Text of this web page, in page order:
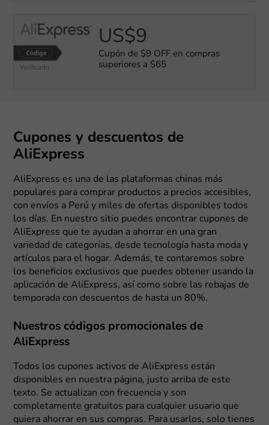
US$9
Cupón de $9 OFF en compras
superiores a $65
Cupones y descuentos de
AliExpress
AliExpress es una de las plataformas chinas más
populares para comprar productos a precios accesibles,
con envíos a Perú y miles de ofertas disponibles todos
los días. En nuestro sitio puedes encontrar cupones de
AliExpress que te ayudan a ahorrar en una gran
variedad de categorías, desde tecnología hasta moda y
artículos para el hogar. Además, te contaremos sobre
los beneficios exclusivos que puedes obtener usando la
aplicación de AliExpress, así como sobre las rebajas de
temporada con descuentos de hasta un 80%.
Nuestros códigos promocionales de
AliExpress
Todos los cupones activos de AliExpress están
disponibles en nuestra página, justo arriba de este
texto. Se actualizan con frecuencia y son
completamente gratuitos para cualquier usuario que
quiera ahorrar en sus compras. Para usarlos, solo tienes